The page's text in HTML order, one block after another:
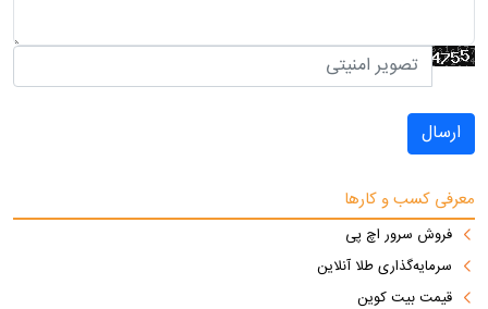
ارسال
معرفی کسب و کارها
فروش سرور اچ پی
سرمایه‌گذاری طلا آنلاین
قیمت بیت کوین